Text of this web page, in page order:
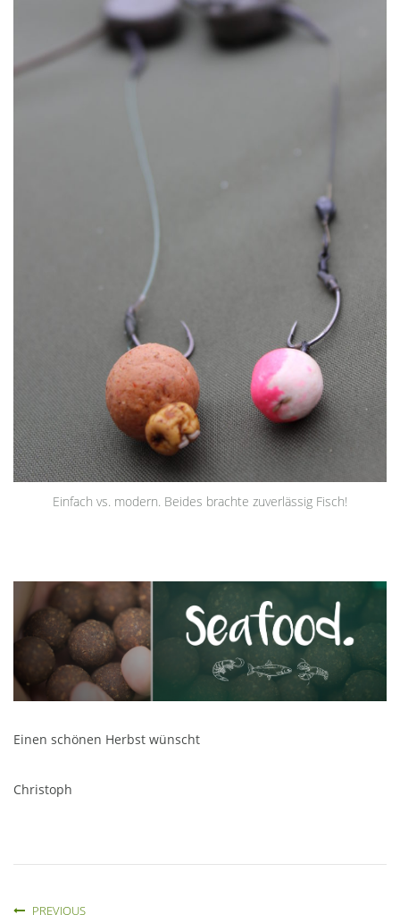
Einfach vs. modern. Beides brachte zuverlässig Fisch!
Einen schönen Herbst wünscht
Christoph
PREVIOUS